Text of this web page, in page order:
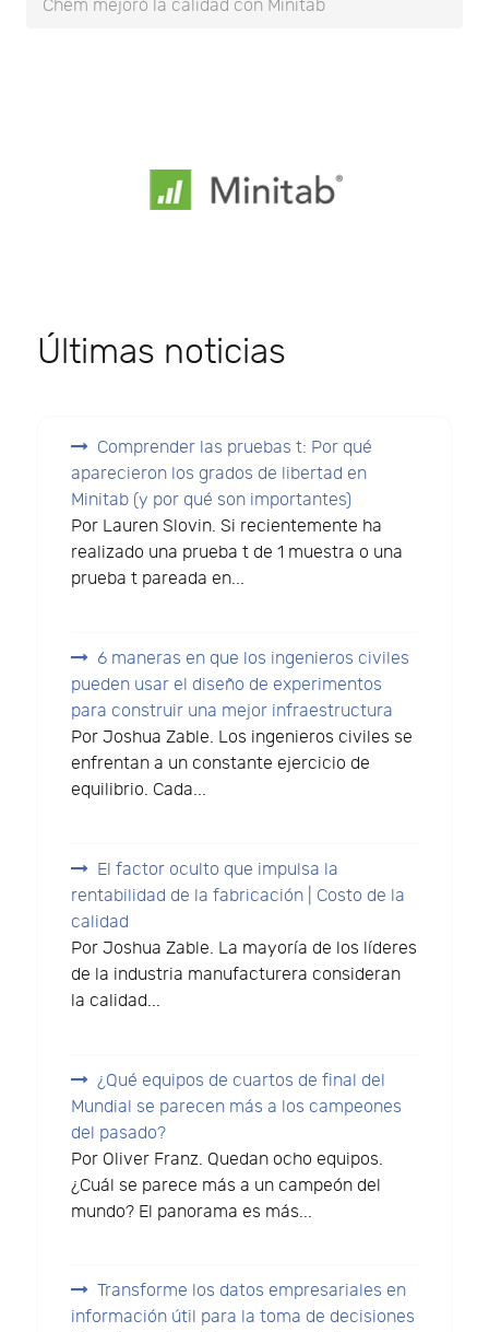
Chem mejoró la calidad con Minitab
Últimas noticias
Comprender las pruebas t: Por qué
aparecieron los grados de libertad en
Minitab (y por qué son importantes)
Por Lauren Slovin. Si recientemente ha
realizado una prueba t de 1 muestra o una
prueba t pareada en...
6 maneras en que los ingenieros civiles
pueden usar el diseño de experimentos
para construir una mejor infraestructura
Por Joshua Zable. Los ingenieros civiles se
enfrentan a un constante ejercicio de
equilibrio. Cada...
El factor oculto que impulsa la
rentabilidad de la fabricación | Costo de la
calidad
Por Joshua Zable. La mayoría de los líderes
de la industria manufacturera consideran
la calidad...
¿Qué equipos de cuartos de final del
Mundial se parecen más a los campeones
del pasado?
Por Oliver Franz. Quedan ocho equipos.
¿Cuál se parece más a un campeón del
mundo? El panorama es más...
Transforme los datos empresariales en
información útil para la toma de decisiones